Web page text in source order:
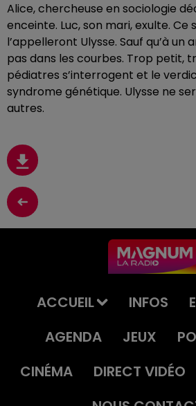
Alice, chercheuse en sociologie
enceinte. Luc, son mari, exulte. Ce
l’appelleront Ulysse. Sauf qu’à un
pas dans les courbes. Trop petit,
pédiatres s’interrogent et le
syndrome génétique. Ulysse ne
autres.
ACCUEIL INFOS
AGENDA
JEUX
CINÉMA
DIRECT VIDÉO